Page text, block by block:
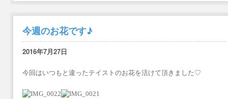
今週のお花です♪
2016年7月27日
今回はいつもと違ったテイストのお花を活けて頂きました♡